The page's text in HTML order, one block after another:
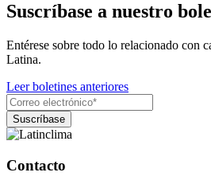
Suscríbase a nuestro
Entérese sobre todo lo relacionado con
Latina.
Leer boletines anteriores
Contacto